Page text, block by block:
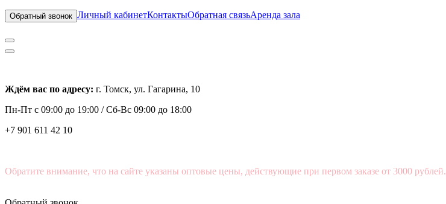
Обратный звонок Личный кабинетКонтактыОбратная связьАренда зала
Ждём вас по адресу: г. Томск, ул. Гагарина, 10
Пн-Пт с 09:00 до 19:00 /Сб-Вс 09:00 до 18:00
+7 901 611 42 10
Обратите внимание, что на сайте указаны оптовые цены, действующие при первом заказе от 3000 рублей.